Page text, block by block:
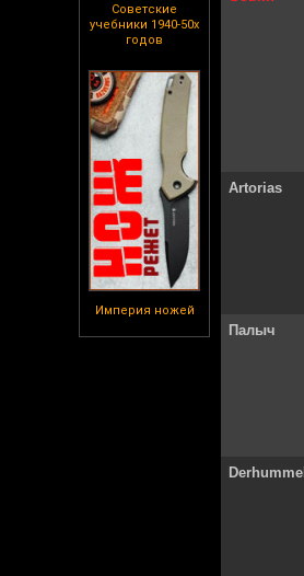
Советские
учебники 1940-50х
годов
Империя ножей
Artorias
Палыч
Derhummel